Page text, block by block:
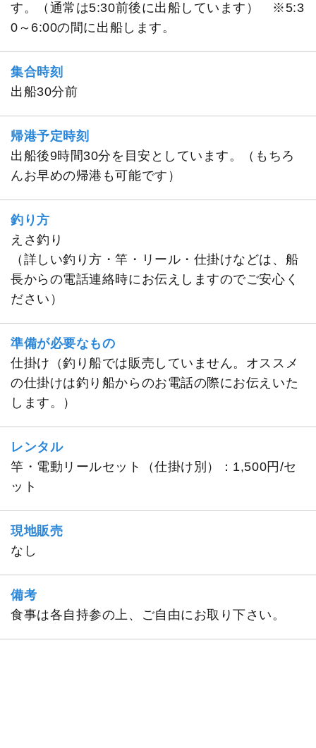
す。（通常は5:30前後に出船しています） ※5:3
0～6:00の間に出船します。
集合時刻
出船30分前
帰港予定時刻
出船後9時間30分を目安としています。（もちろ
んお早めの帰港も可能です）
釣り方
えさ釣り
（詳しい釣り方・竿・リール・仕掛けなどは、船
長からの電話連絡時にお伝えしますのでご安心く
ださい）
準備が必要なもの
仕掛け（釣り船では販売していません。オススメ
の仕掛けは釣り船からのお電話の際にお伝えいた
します。）
レンタル
竿・電動リールセット（仕掛け別）：1,500円/セ
ット
現地販売
なし
備考
食事は各自持参の上、ご自由にお取り下さい。